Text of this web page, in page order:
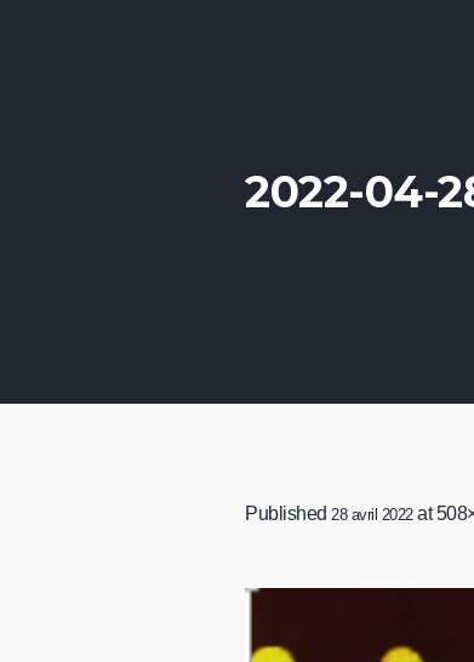
2022-04-
Published 28 avril 2022at